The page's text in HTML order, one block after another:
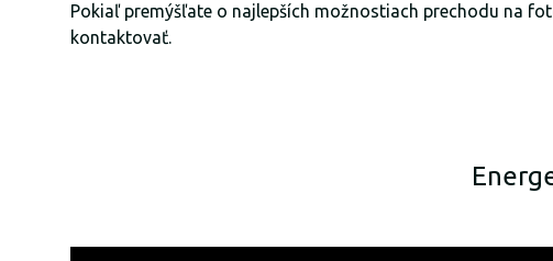
Pokiaľ premýšľate o najlepších možnostiach prechodu na
kontaktovať.